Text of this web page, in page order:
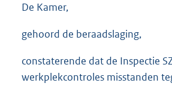
De Kamer,
gehoord de beraadslaging,
constaterende dat de Inspectie
werkplekcontroles misstanden